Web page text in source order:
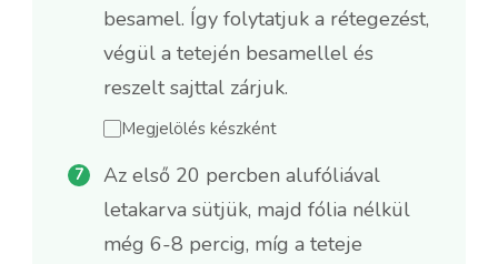
besamel. Így folytatjuk a rétegezést,
végül a tetején besamellel és
reszelt sajttal zárjuk.
Megjelölés készként
Az első 20 percben alufóliával
letakarva sütjük, majd fólia nélkül
még 6-8 percig, míg a teteje